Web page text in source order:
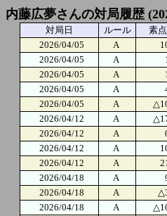
内藤広夢さんの対局履歴
対局日 ルール 素点
2026/04/05
A
2026/04/05
A
2026/04/05
A
2026/04/05
A
2026/04/05
A
2026/04/12
A
2026/04/12
A
2026/04/12
A
2026/04/12
A
2026/04/18
A
2026/04/18
A
2026/04/18
A